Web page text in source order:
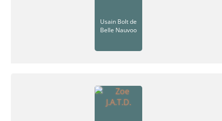
Usain Bolt de
Belle Nauvoo